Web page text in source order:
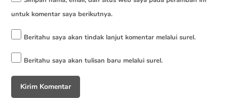
untuk komentar saya berikutnya.
Beritahu saya akan tindak lanjut komentar melalui surel.
Beritahu saya akan tulisan baru melalui surel.